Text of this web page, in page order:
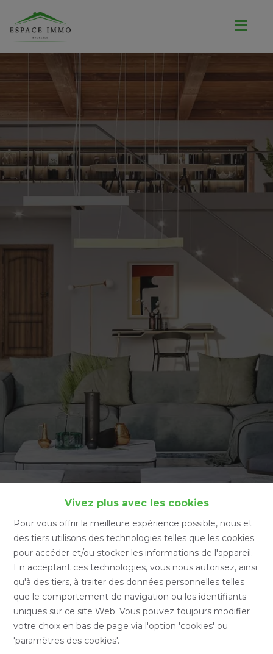
Vivez plus avec les cookies
Pour vous offrir la meilleure expérience possible, nous et
des tiers utilisons des technologies telles que les cookies
pour accéder et/ou stocker les informations de l'appareil.
En acceptant ces technologies, vous nous autorisez, ainsi
qu'à des tiers, à traiter des données personnelles telles
que le comportement de navigation ou les identifiants
uniques sur ce site Web. Vous pouvez toujours modifier
votre choix en bas de page via l'option 'cookies' ou
'paramètres des cookies'.
Accueil
Accueil